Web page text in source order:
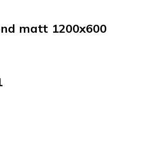
matt 1200x600